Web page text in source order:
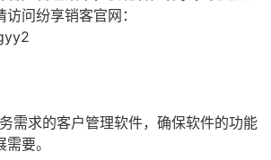
问纷享销客官网：
需求的客户管理软件，确保软件的功能
要。